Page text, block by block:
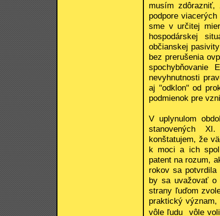
musím
podpore
sme v určitej
hospodárskej
občianskej
bez prerušenia
spochybňovanie
nevyhnutnosti
aj "odklon" od
podmienok pre
V uplynulom
stanovených
konštatujem, že
k moci a ich
patent na rozum,
rokov sa potvrdila
by sa uvažovať o
strany ľuďom
praktický
vôle ľudu  vôle